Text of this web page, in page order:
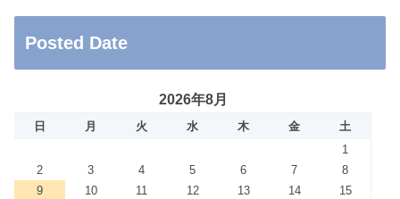
Posted Date
2026年8月
日 月 火 水 木 金
土
1
2
3 4 5 6 7
8
9
10 11 12 13 14
15